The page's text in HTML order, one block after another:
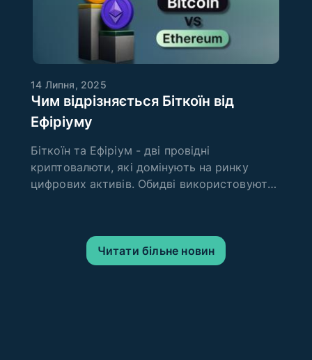
прозорість операц
14 Липня, 2025
Чим відрізняється Біткоїн від
Ефіріуму
Біткоїн та Ефіріум - дві провідні
криптовалюти, які домінують на ринку
цифрових активів. Обидві використовують
цілі, технічні характеристики та сфери
застосування істотно різ
Читати більне новин